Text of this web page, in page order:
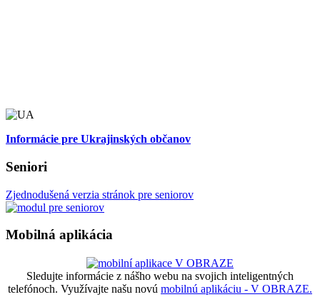
Informácie pre Ukrajinských občanov
Seniori
Zjednodušená verzia stránok pre seniorov
Mobilná aplikácia
Sledujte informácie z nášho webu na svojich inteligentných
telefónoch. Využívajte našu novú mobilnú aplikáciu - V OBRAZE.